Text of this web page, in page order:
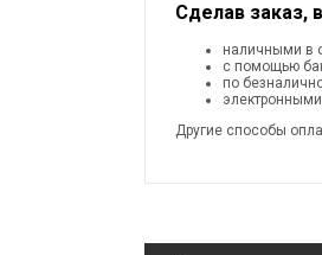
Сделав заказ,
наличными в
с помощью
по
Другие способы